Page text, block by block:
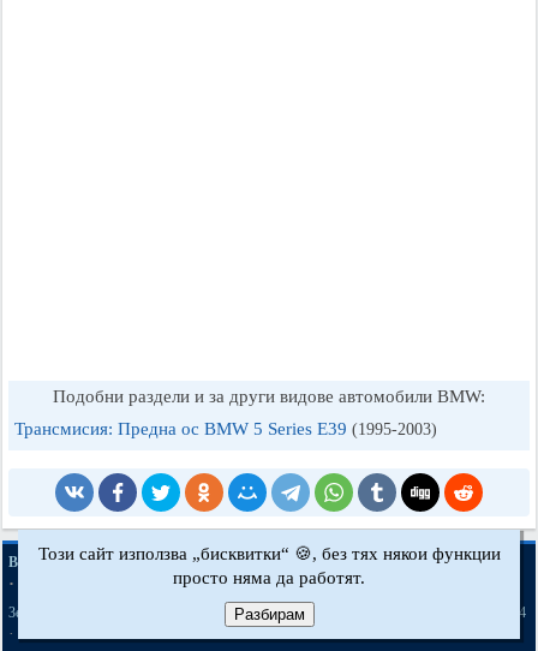
Подобни раздели и за други видове автомобили BMW:
Трансмисия: Предна ос BMW 5 Series E39 (1995-2003)
BMWman.ru © 2017-2026· Пълна версия· Новини и статии·Карта на сайта
·
Търсене в сайта
3er E21
3er E46[бензин]·3er E46 5er E34
·
Този сайт използва „бисквитки“ 🍪, без тях някои функции
просто няма да работят.
Разбирам